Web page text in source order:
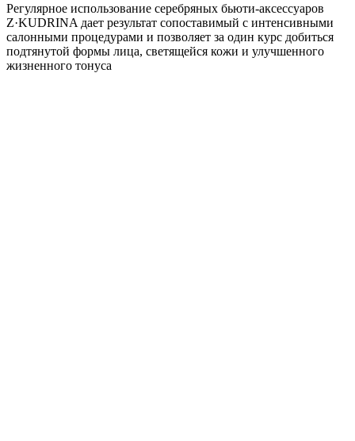
Регулярное использование серебряных бьюти-аксессуаров
Z·KUDRINA дает результат сопоставимый с интенсивными
салонными процедурами и позволяет за один курс добиться
подтянутой формы лица, светящейся кожи и улучшенного
жизненного тонуса